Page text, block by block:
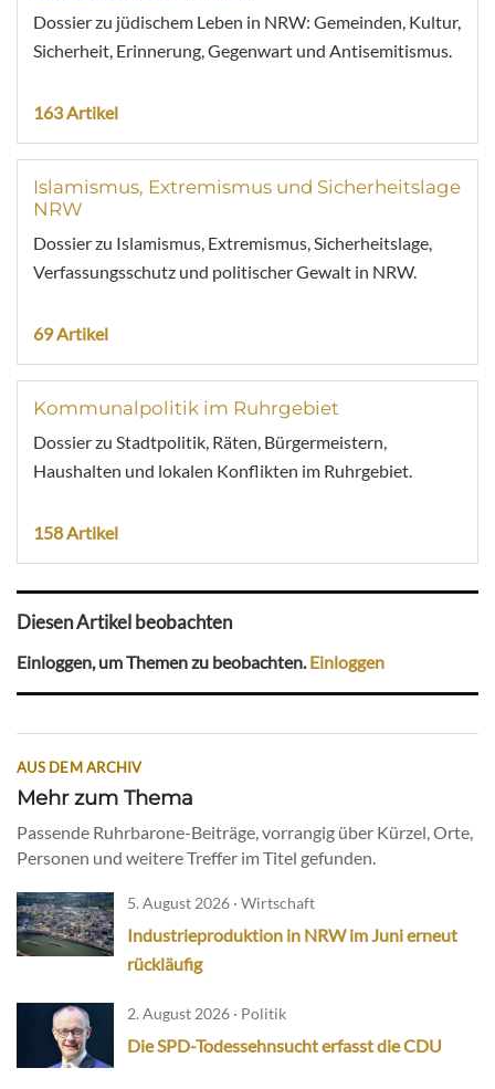
Dossier zu jüdischem Leben in NRW: Gemeinden, Kultur,
Sicherheit, Erinnerung, Gegenwart und Antisemitismus.
163 Artikel
Islamismus, Extremismus und Sicherheitslage
NRW
Dossier zu Islamismus, Extremismus, Sicherheitslage,
Verfassungsschutz und politischer Gewalt in NRW.
69 Artikel
Kommunalpolitik im Ruhrgebiet
Dossier zu Stadtpolitik, Räten, Bürgermeistern,
Haushalten und lokalen Konflikten im Ruhrgebiet.
158 Artikel
Diesen Artikel beobachten
Einloggen, um Themen zu beobachten.Einloggen
AUS DEM ARCHIV
Mehr zum Thema
Passende Ruhrbarone-Beiträge, vorrangig über Kürzel, Orte,
Personen und weitere Treffer im Titel gefunden.
5. August 2026 · Wirtschaft
Industrieproduktion in NRW im Juni erneut
rückläufig
2. August 2026 · Politik
Die SPD-Todessehnsucht erfasst die CDU